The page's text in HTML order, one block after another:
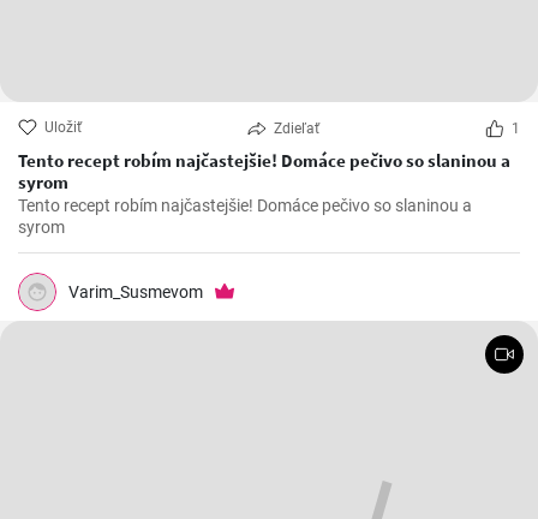
Uložiť Zdieľať 1
Tento recept robím najčastejšie! Domáce pečivo so slaninou a
syrom
Tento recept robím najčastejšie! Domáce pečivo so slaninou a
syrom
Varim_Susmevom